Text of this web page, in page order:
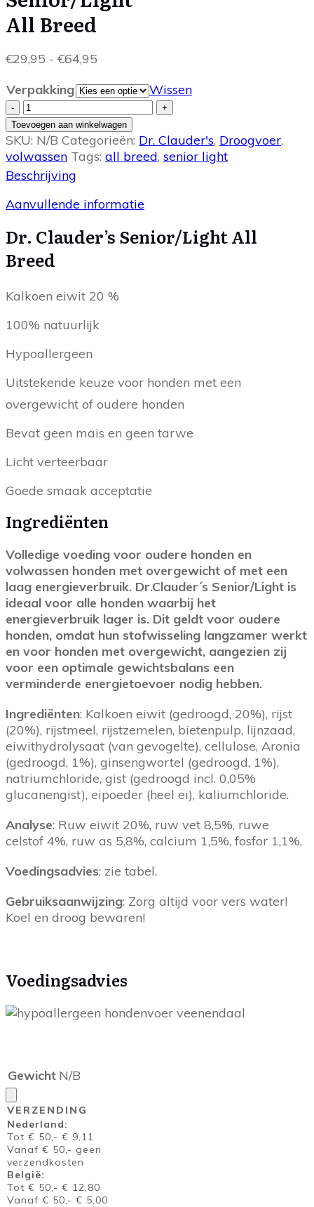
All Breed
€29,95 - €64,95
tot
€64,95
Verpakking Wissen
-
Dr.
ClauderSenior/LightAll
Breed
aantal
+
Toevoegen aan winkelwagen
SKU: N/B Categorieën: Dr. Clauder's, Droogvoer,
volwassen Tags: all breed, senior light
Beschrijving
Aanvullende informatie
Dr. Clauder’s Senior/Light All
Breed
Kalkoen eiwit 20 %
100% natuurlijk
Hypoallergeen
Uitstekende keuze voor honden met een
overgewicht of oudere honden
Bevat geen mais en geen tarwe
Licht verteerbaar
Goede smaak acceptatie
Ingrediënten
Volledige voeding voor oudere honden en
volwassen honden met overgewicht of met een
laag energieverbruik. Dr.Clauder´s Senior/Light is
ideaal voor alle honden waarbij het
energieverbruik lager is. Dit geldt voor oudere
honden, omdat hun stofwisseling langzamer werkt
en voor honden met overgewicht, aangezien zij
voor een optimale gewichtsbalans een
verminderde energietoevoer nodig hebben.
Ingrediënten: Kalkoen eiwit (gedroogd, 20%), rijst
(20%), rijstmeel, rijstzemelen, bietenpulp, lijnzaad,
eiwithydrolysaat (van gevogelte), cellulose, Aronia
(gedroogd, 1%), ginsengwortel (gedroogd, 1%),
natriumchloride, gist (gedroogd incl. 0,05%
glucanengist), eipoeder (heel ei), kaliumchloride.
Analyse: Ruw eiwit 20%, ruw vet 8,5%, ruwe
celstof 4%, ruw as 5,8%, calcium 1,5%, fosfor 1,1%.
Voedingsadvies: zie tabel.
Gebruiksaanwijzing: Zorg altijd voor vers water!
Koel en droog bewaren!
Voedingsadvies
Gewicht N/B
VERZENDING
Nederland:
Tot € 50,- € 9,11
Vanaf € 50,- geen
verzendkosten
België:
Tot € 50,- € 12,80
Vanaf € 50,- € 5,00